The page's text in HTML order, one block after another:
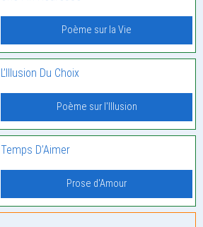
Poème sur la Vie
L’Illusion Du Choix
Poème sur l'Illusion
Temps D’Aimer
Prose d'Amour